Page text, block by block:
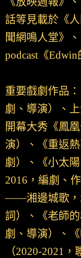
話等見載於《
聞網鳴人堂》
podcast《
重要戲劇作品
劇、導演）、
開幕大秀《鳳
演）、《重返
劇）、《小太
2016，編劇、
——湘邊城歌，
詞）、《老師
劇、導演）、
（2020-2021